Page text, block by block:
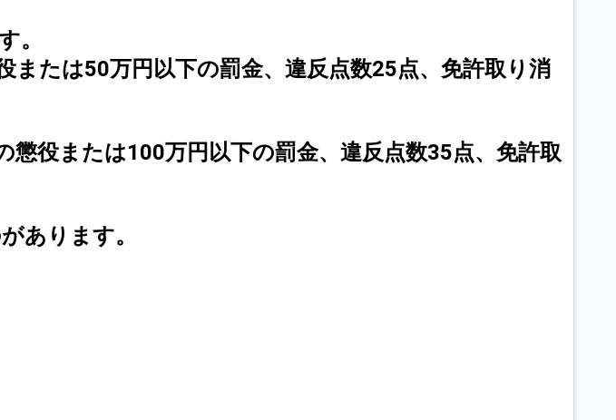
。
または50万円以下の罰金、違反点数25点、免許取り消
懲役または100万円以下の罰金、違反点数35点、免許取
あります。